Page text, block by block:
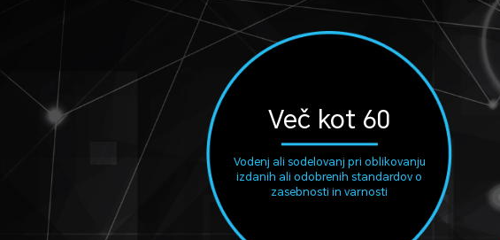
Več kot 60
Vodenj ali sodelovanj pri oblikovanju
izdanih ali odobrenih standardov o
zasebnosti in varnosti